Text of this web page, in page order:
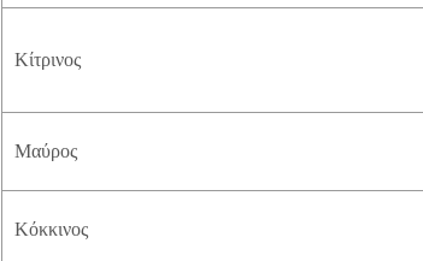
Κίτρινος
Μαύρος
Κόκκινος